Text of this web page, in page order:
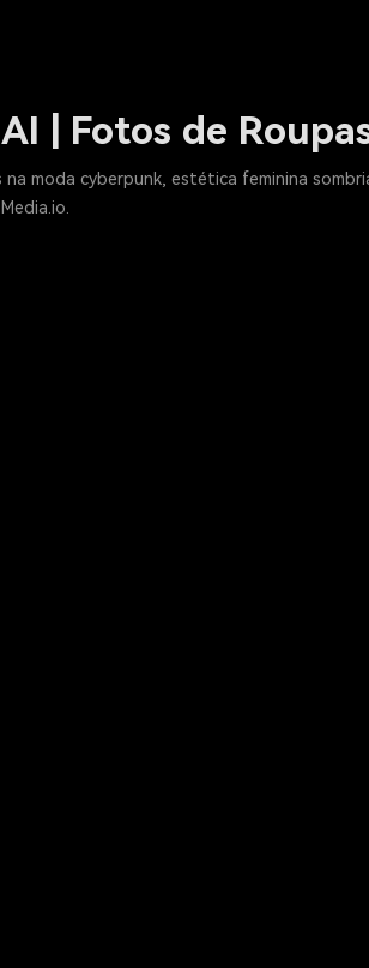
| Fotos de
moda cyberpunk, estética feminina